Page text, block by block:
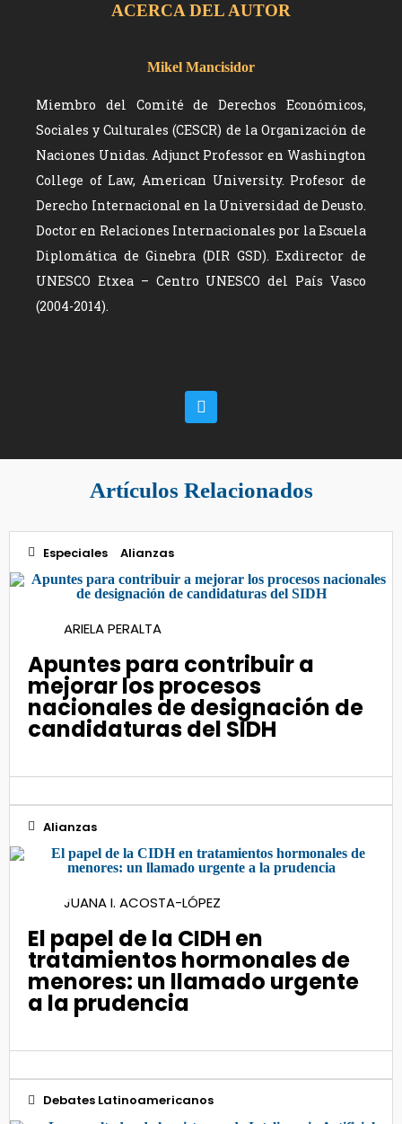
ACERCA DEL AUTOR
Mikel Mancisidor
Miembro del Comité de Derechos Económicos,
Sociales y Culturales (CESCR) de la Organización de
Naciones Unidas. Adjunct Professor en Washington
College of Law, American University. Profesor de
Derecho Internacional en la Universidad de Deusto.
Doctor en Relaciones Internacionales por la Escuela
Diplomática de Ginebra (DIR GSD). Exdirector de
UNESCO Etxea – Centro UNESCO del País Vasco
(2004-2014).
Artículos Relacionados
Especiales Alianzas
19
ARIELA PERALTA
Apuntes para contribuir a
mejorar los procesos
nacionales de designación de
candidaturas del SIDH
Alianzas
14
JUANA I. ACOSTA-LÓPEZ
El papel de la CIDH en
tratamientos hormonales de
menores: un llamado urgente
a la prudencia
Debates Latinoamericanos